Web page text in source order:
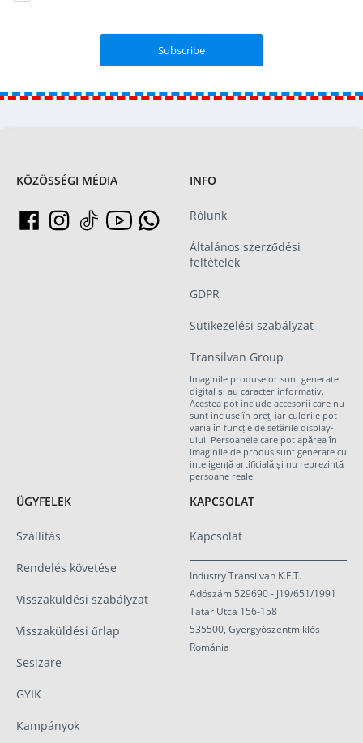
KÖZÖSSÉGI MÉDIA INFO
Rólunk
Általános szerződési
feltételek
GDPR
Sütikezelési szabályzat
Transilvan Group
Imaginile produselor sunt generate
digital și au caracter informativ.
Acestea pot include accesorii care nu
sunt incluse în preț, iar culorile pot
varia în funcție de setările display-
ului. Persoanele care pot apărea în
imaginile de produs sunt generate cu
inteligență artificială și nu reprezintă
persoane reale.
ÜGYFELEK
Szállítás
Rendelés követése
Visszaküldési szabályzat
Visszaküldési űrlap
Sesizare
GYIK
Kampányok
KAPCSOLAT
Kapcsolat
Industry Transilvan K.F.T.
Adószám 529690 - J19/651/1991
Tatar Utca 156-158
535500, Gyergyószentmiklós
Románia